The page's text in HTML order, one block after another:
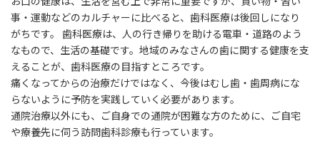
事・運動などのカルチャーに比べると、歯科医療は後回しになり
がちです。 歯科医療は、人の行き帰りを助ける電車・道路のよう
なもので、生活の基礎です。地域のみなさんの歯に関する健康を支
えることが、歯科医療の目指すところです。
痛くなってからの治療だけではなく、今後はむし歯・歯周病にな
らないように予防を実践していく必要があります。
通院治療以外にも、ご自身での通院が困難な方のために、ご自宅
や療養先に伺う訪問歯科診療も行っています。